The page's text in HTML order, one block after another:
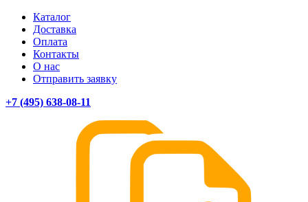
Каталог
Доставка
Оплата
Контакты
О нас
Отправить заявку
+7 (495) 638-08-11